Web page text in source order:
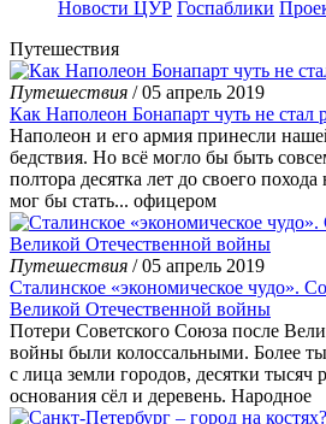
Новости ЦУР Госпаблики
Путешествия
Путешествия / 05 апрель 2019
Как Наполеон Бонапарт чуть не
Наполеон и его армия принесли
бедствия. Но всё могло бы быть
полтора десятка лет до своего
мог бы стать... офицером
Путешествия / 05 апрель 2019
Сталинское «экономическое чудо».
Великой Отечественной войны
Потери Советского Союза после
войны были колоссальными. Более
с лица земли городов, десятки тысяч
основания сёл и деревень. Народное